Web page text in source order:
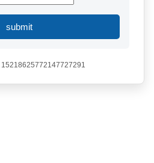
submit
15218625772147727291